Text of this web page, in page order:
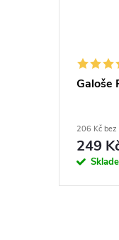
Galoše
206 Kč bez
249